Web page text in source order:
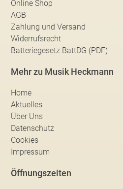
Online Shop
AGB
Zahlung und Versand
Widerrufsrecht
Batteriegesetz BattDG (PDF)
Mehr zu Musik Heckmann
Home
Aktuelles
Über Uns
Datenschutz
Cookies
Impressum
Öffnungszeiten